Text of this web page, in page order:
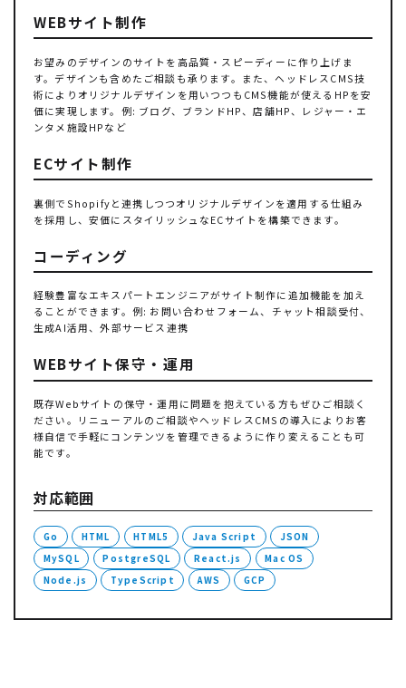
WEBサイト制作
お望みのデザインのサイトを高品質・スピーディーに作り上げま
す。デザインも含めたご相談も承ります。また、ヘッドレスCMS技
術によりオリジナルデザインを用いつつもCMS機能が使えるHPを安
価に実現します。例: ブログ、ブランドHP、店舗HP、レジャー・エ
ンタメ施設HPなど
ECサイト制作
裏側でShopifyと連携しつつオリジナルデザインを適用する仕組み
を採用し、安価にスタイリッシュなECサイトを構築できます。
コーディング
経験豊富なエキスパートエンジニアがサイト制作に追加機能を加え
ることができます。例: お問い合わせフォーム、チャット相談受付、
生成AI活用、外部サービス連携
WEBサイト保守・運用
既存Webサイトの保守・運用に問題を抱えている方もぜひご相談く
ださい。リニューアルのご相談やヘッドレスCMSの導入によりお客
様自信で手軽にコンテンツを管理できるように作り変えることも可
能です。
対応範囲
Go HTML HTML5 Java Script
JSON
MySQL
PostgreSQL React.js
Mac OS
Node.js
TypeScript AWS GCP